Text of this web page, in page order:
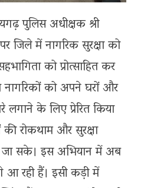
पुलिस अधीक्षक श्री
जिले में नागरिक सुरक्षा को
को प्रोत्साहित कर
को अपने घरों और
लगाने के लिए प्रेरित किया
रोकथाम और सुरक्षा
जा सके। इस अभियान में अब
रही हैं। इसी कड़ी में